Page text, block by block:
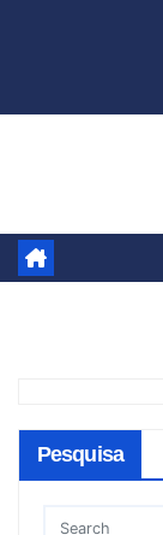
Pesquisa